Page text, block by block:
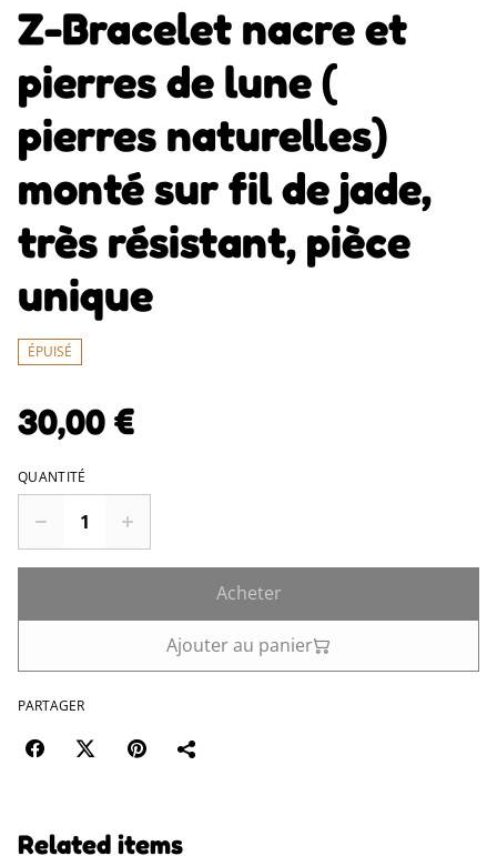
Z-Bracelet nacre et
pierres de lune (
pierres naturelles)
monté sur fil de jade,
très résistant, pièce
unique
ÉPUISÉ
30,00 €
QUANTITÉ
Acheter
Ajouter au panier
PARTAGER
Related items